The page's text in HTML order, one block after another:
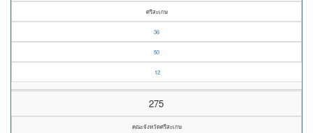
ศรีสะเกษ
36
50
12
275
คณะจังหวัดศรีสะเกษ